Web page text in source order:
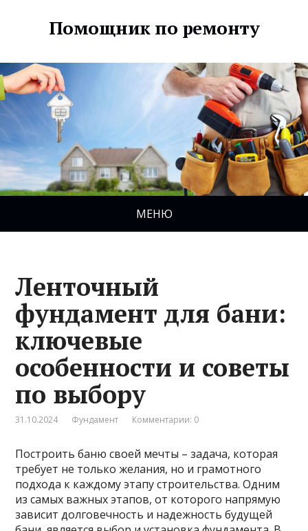
Помощник по ремонту
МЕНЮ
Ленточный
фундамент для бани:
ключевые
особенности и советы
по выбору
31.10.2024 Фундамент Комментарии: 0
Построить баню своей мечты – задача, которая
требует не только желания, но и грамотного
подхода к каждому этапу строительства. Одним
из самых важных этапов, от которого напрямую
зависит долговечность и надежность будущей